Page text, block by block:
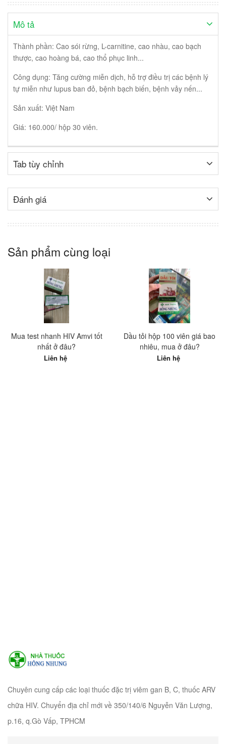
Mô tả
Thành phần: Cao sói rừng, L-carnitine, cao nhàu, cao bạch
thược, cao hoàng bá, cao thổ phục linh...
Công dụng: Tăng cường miễn dịch, hỗ trợ điều trị các bệnh lý
tự miễn như lupus ban đỏ, bệnh bạch biến, bệnh vảy nến...
Sản xuất: Việt Nam
Giá: 160.000/ hộp 30 viên.
Tab tùy chỉnh
Đánh giá
Sản phẩm cùng loại
Mua test nhanh HIV Amvi tốt
nhất ở đâu?
Liên hệ
Dầu tỏi hộp 100 viên giá bao
nhiêu, mua ở đâu?
Liên hệ
Chuyên cung cấp các loại thuốc đặc trị viêm gan B, C, thuốc ARV
chữa HIV. Chuyển địa chỉ mới về 350/140/6 Nguyễn Văn Lượng,
p.16, q.Gò Vấp, TPHCM